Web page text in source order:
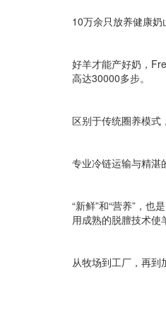
10万余只放养健康
好羊才能产好奶，
高达30000多步。
区别于传统圈养模式
专业冷链运输与精湛
“新鲜”和“营养”，
用成熟的脱膻技术使
从牧场到工厂，再到